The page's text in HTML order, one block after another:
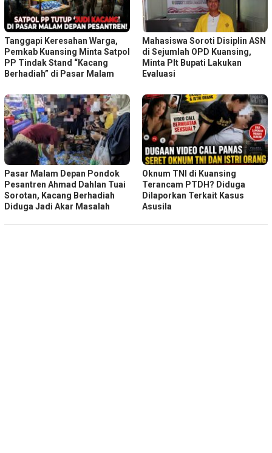
Tanggapi Keresahan Warga,
Pemkab Kuansing Minta Satpol
PP Tindak Stand “Kacang
Berhadiah” di Pasar Malam
Mahasiswa Soroti Disiplin ASN
di Sejumlah OPD Kuansing,
Minta Plt Bupati Lakukan
Evaluasi
Pasar Malam Depan Pondok
Pesantren Ahmad Dahlan Tuai
Sorotan, Kacang Berhadiah
Diduga Jadi Akar Masalah
Oknum TNI di Kuansing
Terancam PTDH? Diduga
Dilaporkan Terkait Kasus
Asusila